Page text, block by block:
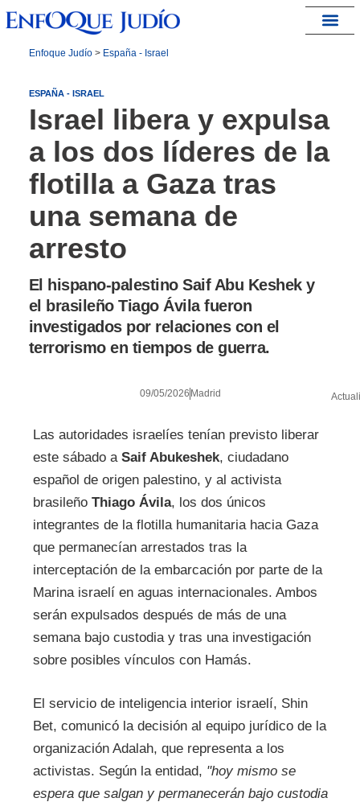
Enfoque Judío> España - Israel
ESPAÑA - ISRAEL
Israel libera y expulsa
a los dos líderes de la
flotilla a Gaza tras
una semana de
arresto
El hispano-palestino Saif Abu Keshek y
el brasileño Tiago Ávila fueron
investigados por relaciones con el
terrorismo en tiempos de guerra.
09/05/2026 Madrid
Las autoridades israelíes tenían previsto liberar
este sábado a Saif Abukeshek, ciudadano
español de origen palestino, y al activista
brasileño Thiago Ávila, los dos únicos
integrantes de la flotilla humanitaria hacia Gaza
que permanecían arrestados tras la
interceptación de la embarcación por parte de la
Marina israelí en aguas internacionales. Ambos
serán expulsados después de más de una
semana bajo custodia y tras una investigación
sobre posibles vínculos con Hamás.
El servicio de inteligencia interior israelí, Shin
Bet, comunicó la decisión al equipo jurídico de la
organización Adalah, que representa a los
activistas. Según la entidad, "hoy mismo se
espera que salgan y permanecerán bajo custodia